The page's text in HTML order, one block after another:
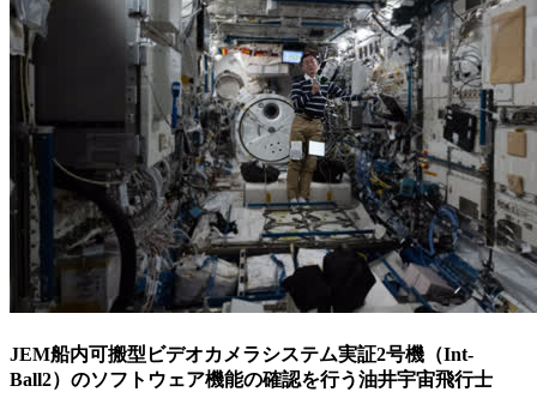
JEM船内可搬型ビデオカメラシステム実証2号機（Int-
Ball2）のソフトウェア機能の確認を行う油井宇宙飛行士